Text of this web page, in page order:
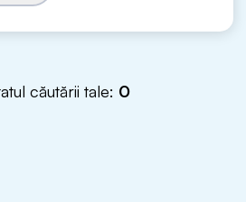
căutării tale: 0